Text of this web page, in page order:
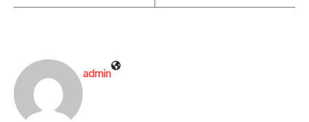
admin